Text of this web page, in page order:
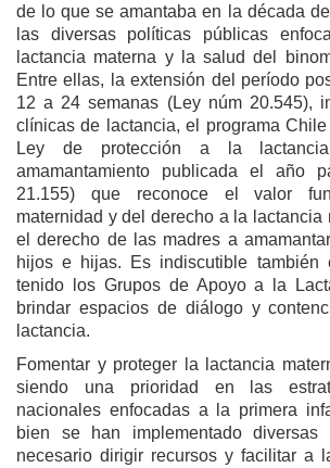
de lo que se amantaba en la década
las diversas políticas públicas
lactancia materna y la salud del
Entre ellas, la extensión del período
12 a 24 semanas (Ley núm 20.545),
clínicas de lactancia, el programa
Ley de protección a la
amamantamiento publicada el año
21.155) que reconoce el valor
maternidad y del derecho a la lactancia
el derecho de las madres a
hijos e hijas. Es indiscutible también
tenido los Grupos de Apoyo a la
brindar espacios de diálogo y
lactancia.
Fomentar y proteger la lactancia
siendo una prioridad en las
nacionales enfocadas a la primera
bien se han implementado
necesario dirigir recursos y facilitar a